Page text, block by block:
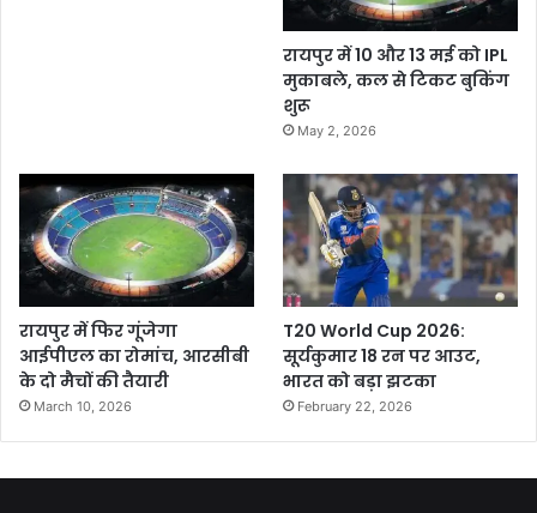
रायपुर में 10 और 13 मई को IPL
मुकाबले, कल से टिकट बुकिंग
शुरू
May 2, 2026
रायपुर में फिर गूंजेगा
आईपीएल का रोमांच, आरसीबी
के दो मैचों की तैयारी
March 10, 2026
T20 World Cup 2026:
सूर्यकुमार 18 रन पर आउट,
भारत को बड़ा झटका
February 22, 2026